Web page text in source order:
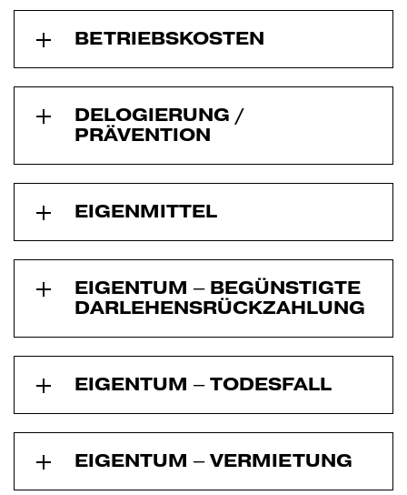
BETRIEBSKOSTEN
DELOGIERUNG /
PRÄVENTION
EIGENMITTEL
EIGENTUM – BEGÜNSTIGTE
DARLEHENSRÜCKZAHLUNG
EIGENTUM – TODESFALL
EIGENTUM – VERMIETUNG